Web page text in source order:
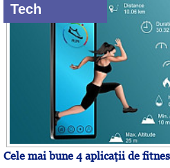
Tech
Cele mai bune 4 aplicaţii de